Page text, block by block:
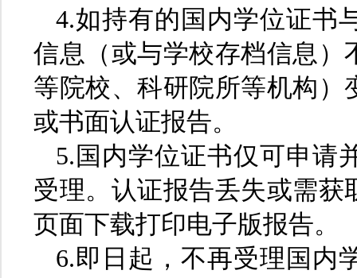
4.如持有的国内学位证书
信息（或与学校存档信息）
等院校、科研院所等机构
或书面认证报告。
5.国内学位证书仅可申请
受理。认证报告丢失或需
页面下载打印电子版报告。
6.即日起，不再受理国内